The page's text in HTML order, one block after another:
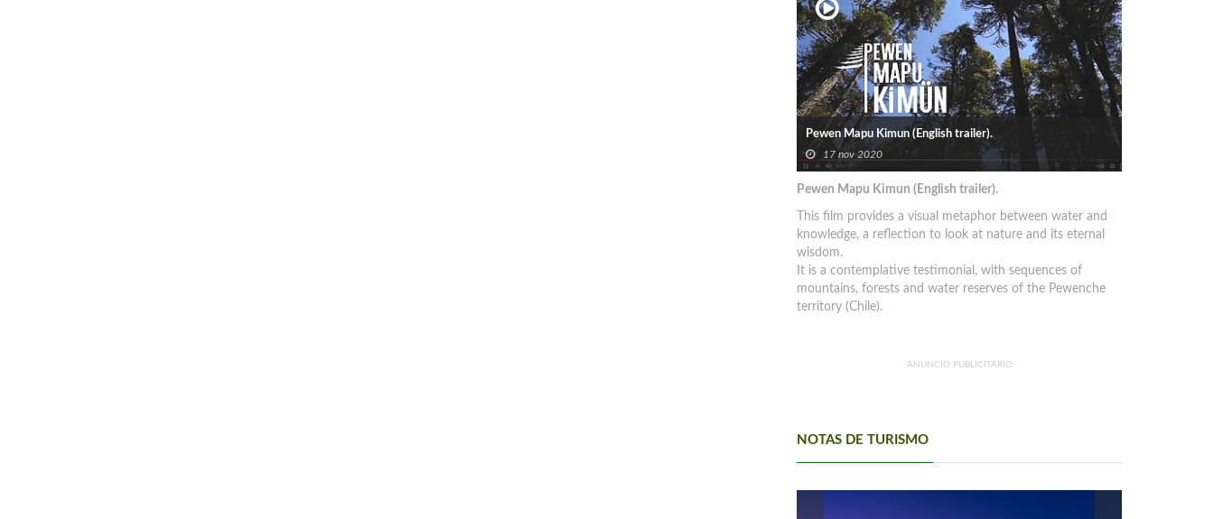
Pewen Mapu Kimun (English trailer).
17 nov 2020
Pewen Mapu Kimun (English trailer).
This film provides a visual metaphor between water and
knowledge, a reflection to look at nature and its eternal
wisdom.
It is a contemplative testimonial, with sequences of
mountains, forests and water reserves of the Pewenche
territory (Chile).
ANUNCIO PUBLICITARIO
NOTAS DE TURISMO